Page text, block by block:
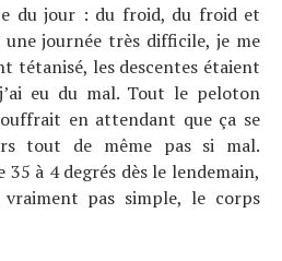
du jour : du froid, du froid et
journée très difficile, je me
tétanisé, les descentes étaient
eu du mal. Tout le peloton
en attendant que ça se
tout de même pas si mal.
35 à 4 degrés dès le lendemain,
vraiment pas simple, le corps